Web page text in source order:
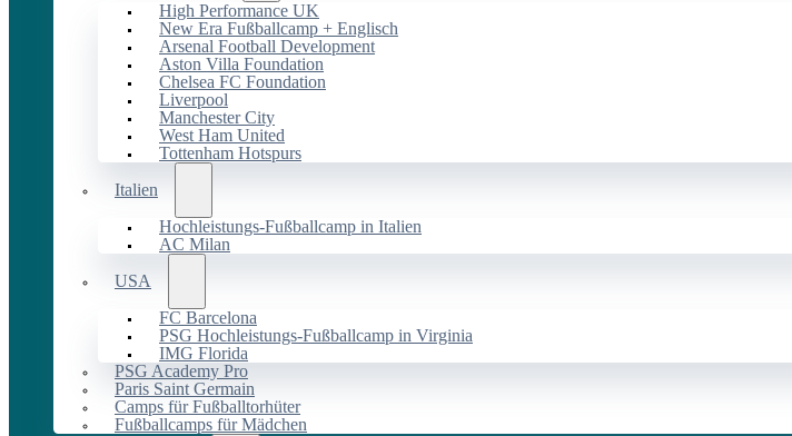
High Performance UK
New Era Fußballcamp + Englisch
Arsenal Football Development
Aston Villa Foundation
Chelsea FC Foundation
Liverpool
Manchester City
West Ham United
Tottenham Hotspurs
Italien
Hochleistungs-Fußballcamp in Italien
AC Milan
USA
FC Barcelona
PSG Hochleistungs-Fußballcamp in Virginia
IMG Florida
PSG Academy Pro
Paris Saint Germain
Camps für Fußballtorhüter
Fußballcamps für Mädchen